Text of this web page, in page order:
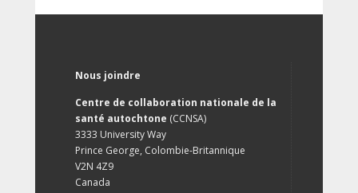
Nous joindre
Centre de collaboration nationale de la
santé autochtone (CCNSA)
3333 University Way
Prince George, Colombie-Britannique
V2N 4Z9
Canada